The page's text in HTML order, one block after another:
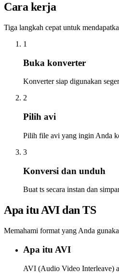
Cara kerja
Tiga langkah cepat untuk
1
Buka konverter
Konverter siap digunakan
2
Pilih avi
Pilih file avi yang ingin Anda
3
Konversi dan unduh
Buat ts secara instan dan
Apa itu AVI dan TS
Memahami format yang Anda
Apa itu AVI
AVI (Audio Video Interleave)